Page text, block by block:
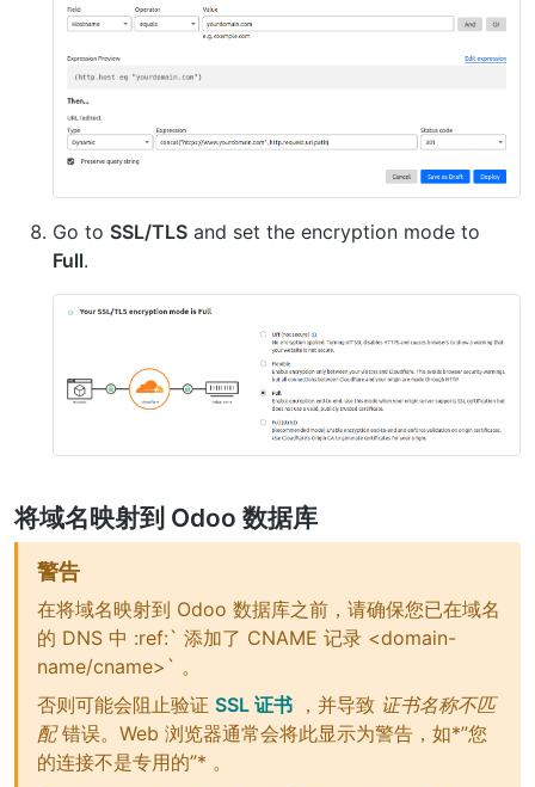
Go to SSL/TLS and set the encryption mode to
Full.
将域名映射到 Odoo 数据库
警告
在将域名映射到 Odoo 数据库之前，请确保您已在域名
的 DNS 中 :ref:` 添加了 CNAME 记录 <domain-
name/cname>` 。
否则可能会阻止验证 SSL 证书 ，并导致 证书名称不匹
配错误。Web 浏览器通常会将此显示为警告，如*”您
的连接不是专用的”* 。